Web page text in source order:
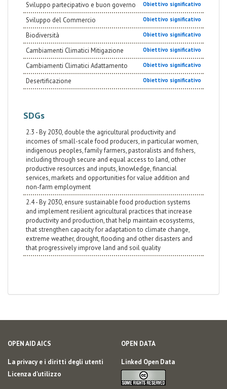
Sviluppo partecipativo e buon governo Obiettivo significativo
Sviluppo del Commercio Obiettivo significativo
Biodiversità Obiettivo significativo
Cambiamenti Climatici Mitigazione Obiettivo significativo
Cambiamenti Climatici Adattamento Obiettivo significativo
Desertificazione Obiettivo significativo
SDGs
2.3 - By 2030, double the agricultural productivity and
incomes of small-scale food producers, in particular women,
indigenous peoples, family farmers, pastoralists and fishers,
including through secure and equal access to land, other
productive resources and inputs, knowledge, financial
services, markets and opportunities for value addition and
non-farm employment
2.4 - By 2030, ensure sustainable food production systems
and implement resilient agricultural practices that increase
productivity and production, that help maintain ecosystems,
that strengthen capacity for adaptation to climate change,
extreme weather, drought, flooding and other disasters and
that progressively improve land and soil quality
OPEN AID AICS
La privacy e i diritti degli utenti
Licenza d'utilizzo
OPEN DATA
Linked Open Data